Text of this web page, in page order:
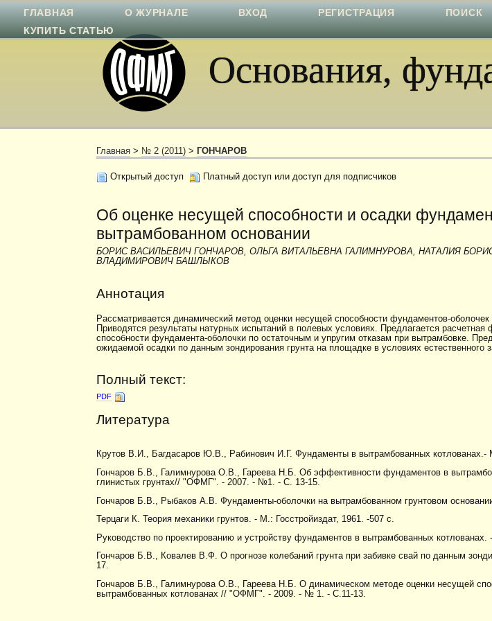
Основания,
ГЛАВНАЯ О ЖУРНАЛЕ ВХОД РЕГИСТРАЦИЯ ПОИСК
КУПИТЬ СТАТЬЮ
Главная > № 2 (2011) > ГОНЧАРОВ
Открытый доступ Платный доступ или доступ для подписчиков
Об оценке несущей способности и осадки
вытрамбованном основании
БОРИС ВАСИЛЬЕВИЧ ГОНЧАРОВ, ОЛЬГА ВИТАЛЬЕВНА ГАЛИМНУРОВА, НАТАЛИЯ
ВЛАДИМИРОВИЧ БАШЛЫКОВ
Аннотация
Рассматривается динамический метод оценки несущей способности фундаментов-
Приводятся результаты натурных испытаний в полевых условиях. Предлагается
способности фундамента-оболочки по остаточным и упругим отказам при вытрамбовке.
ожидаемой осадки по данным зондирования грунта на площадке в условиях естественного
Полный текст:
PDF
Литература
Крутов В.И., Багдасаров Ю.В., Рабинович И.Г. Фундаменты в вытрамбованных котлованах.-
Гончаров Б.В., Галимнурова О.В., Гареева Н.Б. Об эффективности фундаментов в
глинистых грунтах// "ОФМГ". - 2007. - №1. - С. 13-15.
Гончаров Б.В., Рыбаков А.В. Фундаменты-оболочки на вытрамбованном грунтовом
Терцаги К. Теория механики грунтов. - М.: Госстройиздат, 1961. -507 с.
Руководство по проектированию и устройству фундаментов в вытрамбованных котлованах.
Гончаров Б.В., Ковалев В.Ф. О прогнозе колебаний грунта при забивке свай по данным
17.
Гончаров Б.В., Галимнурова О.В., Гареева Н.Б. О динамическом методе оценки несущей
вытрамбованных котлованах // "ОФМГ". - 2009. - № 1. - С.11-13.